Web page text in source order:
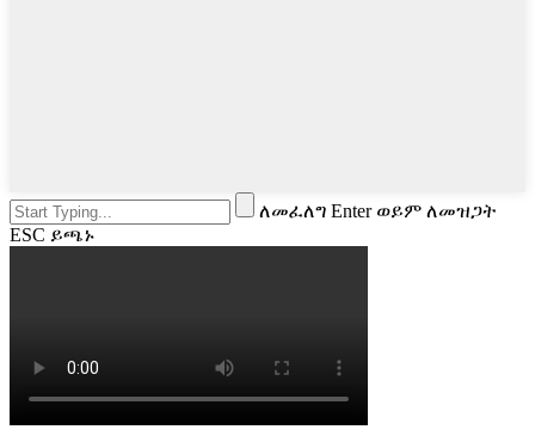
ለመፈለግ Enter ወይም ለመዝጋት
ESC ይጫኑ